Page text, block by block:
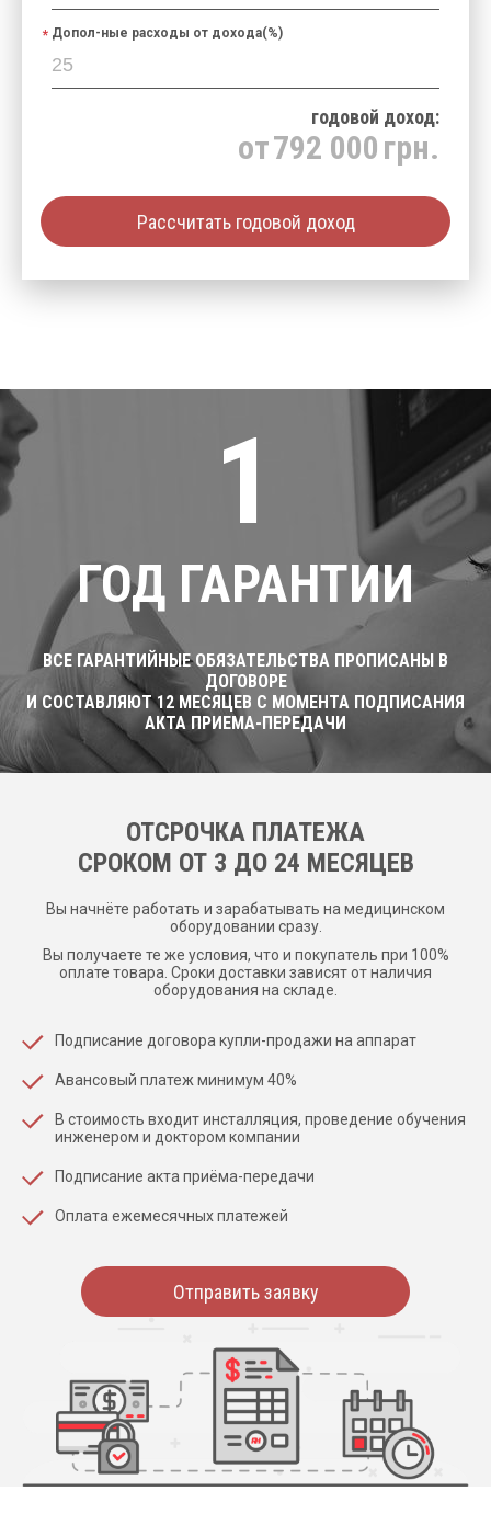
Допол-ные расходы от дохода(%)
годовой доход:
от792 000 грн.
Рассчитать годовой доход
1
ГОД ГАРАНТИИ
ВСЕ ГАРАНТИЙНЫЕ ОБЯЗАТЕЛЬСТВА ПРОПИСАНЫ В
ДОГОВОРЕ
И СОСТАВЛЯЮТ 12 МЕСЯЦЕВ С МОМЕНТА ПОДПИСАНИЯ
АКТА ПРИЕМА-ПЕРЕДАЧИ
ОТСРОЧКА ПЛАТЕЖА
CРОКОМ ОТ 3 ДО 24 МЕСЯЦЕВ
Вы начнёте работать и зарабатывать на медицинском
оборудовании сразу.
Вы получаете те же условия, что и покупатель при 100%
оплате товара. Сроки доставки зависят от наличия
оборудования на складе.
Подписание договора купли-продажи на аппарат
Авансовый платеж минимум 40%
В стоимость входит инсталляция, проведение обучения
инженером и доктором компании
Подписание акта приёма-передачи
Оплата ежемесячных платежей
Отправить заявку